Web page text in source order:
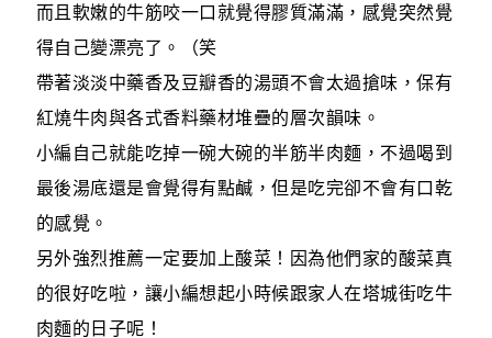
而且軟嫩的牛筋咬一口就覺得膠質滿滿，感覺突然覺
得自己變漂亮了。（笑
帶著淡淡中藥香及豆瓣香的湯頭不會太過搶味，保有
紅燒牛肉與各式香料藥材堆疊的層次韻味。
小編自己就能吃掉一碗大碗的半筋半肉麵，不過喝到
最後湯底還是會覺得有點鹹，但是吃完卻不會有口乾
的感覺。
另外強烈推薦一定要加上酸菜！因為他們家的酸菜真
的很好吃啦，讓小編想起小時候跟家人在塔城街吃牛
肉麵的日子呢！